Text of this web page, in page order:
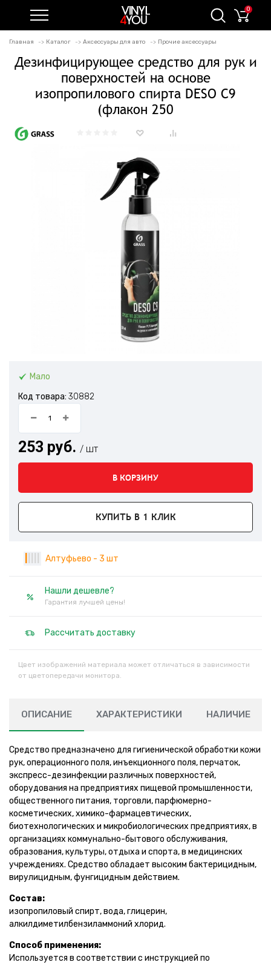
0
Главная Каталог Аксессуары для авто Прочие аксессуары
Дезинфицирующее средство для рук и
поверхностей на основе
изопропилового спирта DESO C9
(флакон 250
Мало
Код товара: 30882
253 руб. / шт
В КОРЗИНУ
КУПИТЬ В 1 КЛИК
Алтуфьево - 3 шт
Нашли дешевле?
Гарантия лучшей цены!
Рассчитать доставку
Цвет изображений материала может отличаться в зависимости
от цветопередачи монитора.
ОПИСАНИЕ ХАРАКТЕРИСТИКИ НАЛИЧИЕ
Средство предназначено для гигиенической обработки кожи
рук, операционного поля, инъекционного поля, перчаток,
экспресс-дезинфекции различных поверхностей,
оборудования на предприятиях пищевой промышленности,
общественного питания, торговли, парфюмерно-
косметических, химико-фармацевтических,
биотехнологических и микробиологических предприятиях, в
организациях коммунально-бытового обслуживания,
образования, культуры, отдыха и спорта, в медицинских
учреждениях. Средство обладает высоким бактерицидным,
вирулицидным, фунгицидным действием.
Состав:
изопропиловый спирт, вода, глицерин,
алкилдиметилбензиламмоний хлорид.
Способ применения:
Используется в соответствии с инструкцией по